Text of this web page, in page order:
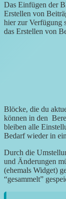
Das Einfügen der
Erstellen von
hier zur Verfügung
das Erstellen von
Blöcke, die du
können in den
bleiben alle
Bedarf wieder in
Durch die
und Änderungen
(ehemals Widget)
“gesammelt”